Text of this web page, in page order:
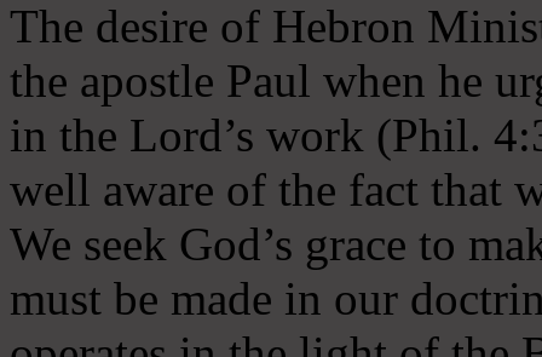
The desire of Hebron
the apostle Paul when he
in the Lord’s work (Phil.
well aware of the fact that
We seek God’s grace to
must be made in our